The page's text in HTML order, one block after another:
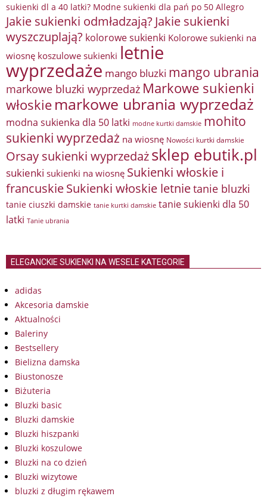
sukienki dl a 40 latki? Modne sukienki dla pań po 50 Allegro
Jakie sukienki odmładzają? Jakie sukienki
wyszczuplają? kolorowe sukienki Kolorowe sukienki na
wiosnę koszulowe sukienki letnie
wyprzedaże mango bluzki mango ubrania
markowe bluzki wyprzedaż Markowe sukienki
włoskie markowe ubrania wyprzedaż
modna sukienka dla 50 latki modne kurtki damskie mohito
sukienki wyprzedaż na wiosnę Nowości kurtki damskie
Orsay sukienki wyprzedażsklep ebutik.pl
sukienki sukienki na wiosnę Sukienki włoskie i
francuskieSukienki włoskie letnietanie bluzki
tanie ciuszki damskie tanie kurtki damskie tanie sukienki dla 50
latki Tanie ubrania
ELEGANCKIE SUKIENKI NA WESELE KATEGORIE
adidas
Akcesoria damskie
Aktualności
Baleriny
Bestsellery
Bielizna damska
Biustonosze
Biżuteria
Bluzki basic
Bluzki damskie
Bluzki hiszpanki
Bluzki koszulowe
Bluzki na co dzień
Bluzki wizytowe
bluzki z długim rękawem